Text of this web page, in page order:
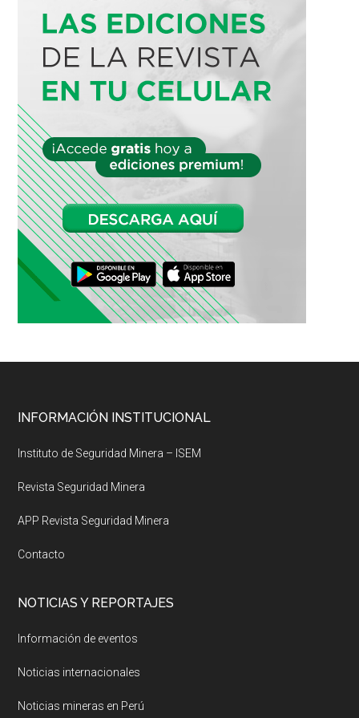
Footer
INFORMACIÓN INSTITUCIONAL
Instituto de Seguridad Minera – ISEM
Revista Seguridad Minera
APP Revista Seguridad Minera
Contacto
NOTICIAS Y REPORTAJES
Información de eventos
Noticias internacionales
Noticias mineras en Perú